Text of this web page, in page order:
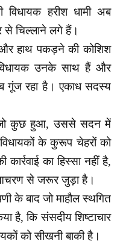
हरीश धामी अब
से चिल्लाने लगे हैं।
हाथ पकड़ने की कोशिश
उनके साथ हैं और
गूंज रहा है। एकाध सदस्य
जो कुछ हुआ, उससे सदन में
के कुरूप चेहरों को
का हिस्सा नहीं है,
से जरूर जुड़ा है।
के बाद जो माहौल स्थगित
है, कि संसदीय शिष्टाचार
को सीखनी बाकी है।